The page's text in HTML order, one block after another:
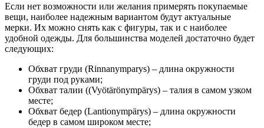
Если нет возможности или желания примерять покупаемые
вещи, наиболее надежным вариантом будут актуальные
мерки. Их можно снять как с фигуры, так и с наиболее
удобной одежды. Для большинства моделей достаточно будет
следующих:
Обхват груди (Rinnanymparys) – длина окружности
груди под руками;
Обхват талии ((Vyötärönympärys) – талия в самом узком
месте;
Обхват бедер (Lantionympärys) – длина окружности
бедер в самом широком месте;